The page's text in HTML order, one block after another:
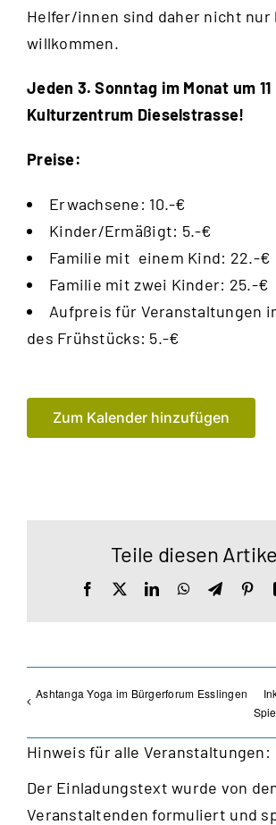
Helfer/innen sind daher nicht nur
willkommen.
Jeden 3. Sonntag im Monat um 11
Kulturzentrum Dieselstrasse!
Preise:
Erwachsene: 10.-€
Kinder/Ermäßigt: 5.-€
Familie mit einem Kind: 22.-€
Familie mit zwei Kinder: 25.-€
Aufpreis für Veranstaltungen
des Frühstücks: 5.-€
Zum Kalender hinzufügen
Teile diesen
Facebook LinkedInWhatsApp
Telegram
Ashtanga Yoga im Bürgerforum Esslingen
Hinweis für alle Veranstaltungen:
Der Einladungstext wurde von
Veranstaltenden formuliert und